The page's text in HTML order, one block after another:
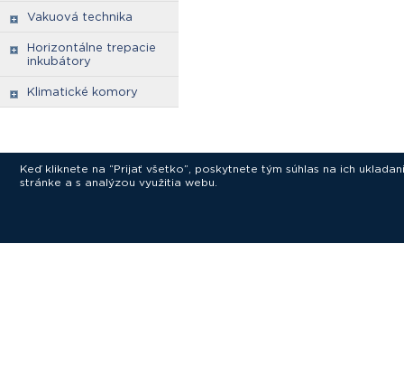
Vakuová technika
Horizontálne trepacie
inkubátory
Klimatické komory
Keď kliknete na “Prijať všetko”, poskytnete tým súhlas na ich
stránke a s analýzou využitia webu.